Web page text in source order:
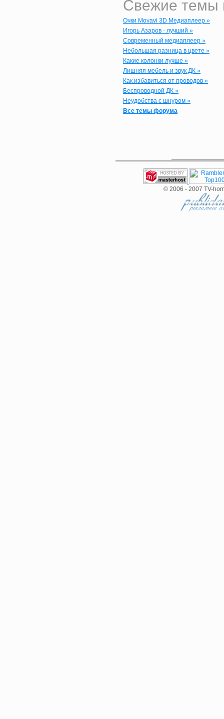
Свежие темы
Очки Movavi 3D Медиаплеер »
Игорь Азаров - лучший »
Современный медиаплеер »
Небольшая разница в цвете »
Какие колонки лучше »
Лишняя мебель и звук ДК »
Как избавиться от проводов »
Беспроводной ДК »
Неудобства с шнуром »
Все темы форума
© 2006 - 2007 TV-